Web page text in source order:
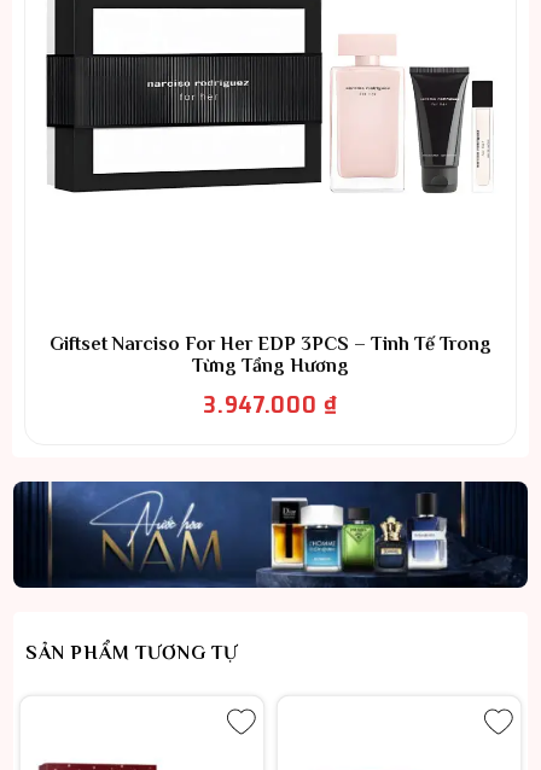
Giftset Narciso For Her EDP 3PCS – Tinh Tế Trong
Từng Tầng Hương
3.947.000₫
SẢN PHẨM TƯƠNG TỰ